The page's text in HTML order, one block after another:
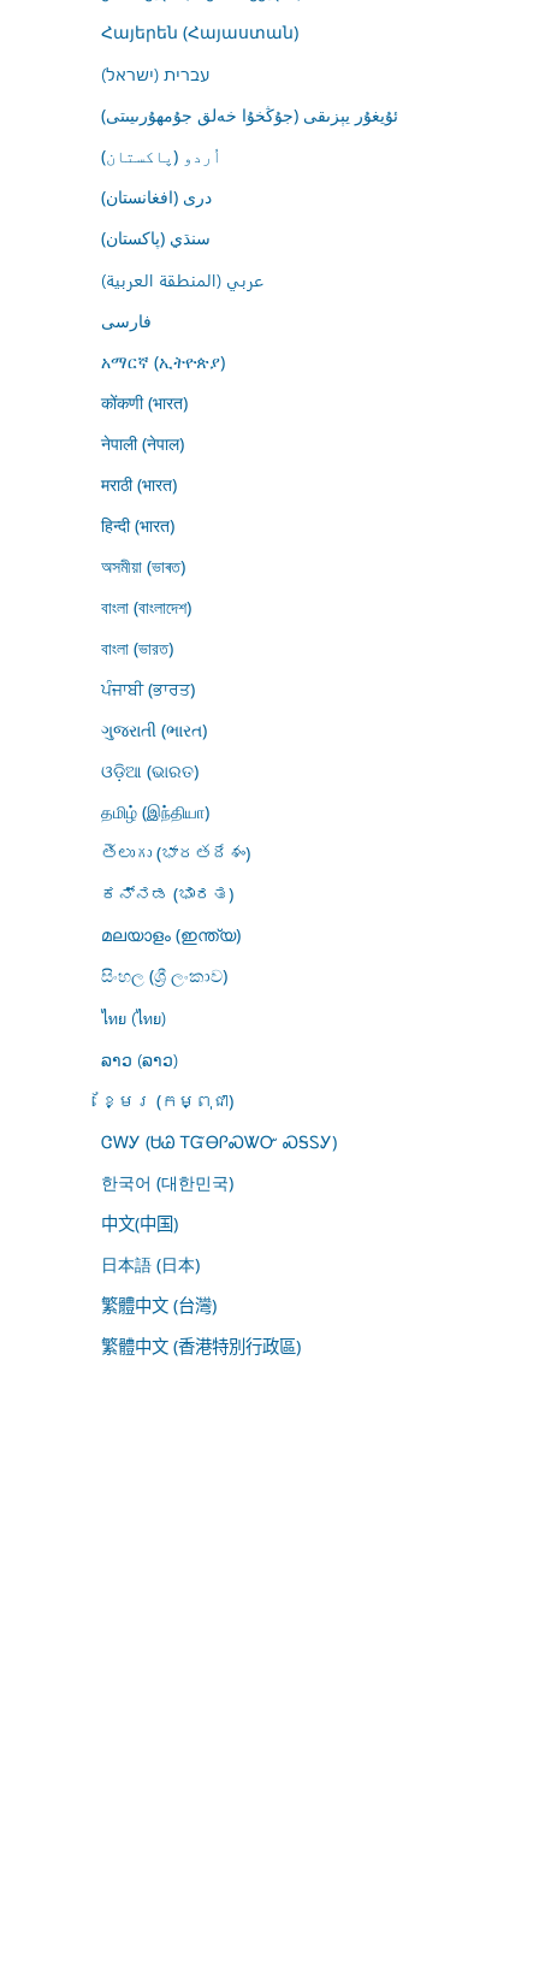
Հայերեն (Հայաստան)
עברית (ישראל)
ئۇيغۇر يېزىقى (جۇڭخۇا خەلق جۇمھۇرىيىتى)
اُردو (پاکستان)
درى (افغانستان)
سنڌي (پاکستان)
عربي (المنطقة العربية)
فارسى
አማርኛ (ኢትዮጵያ)
कोंकणी (भारत)
नेपाली (नेपाल)
मराठी (भारत)
हिन्दी (भारत)
অসমীয়া (ভাৰত)
বাংলা (বাংলাদেশ)
বাংলা (ভারত)
ਪੰਜਾਬੀ (ਭਾਰਤ)
ગુજરાતી (ભારત)
ଓଡ଼ିଆ (ଭାରତ)
தமிழ் (இந்தியா)
తెలుగు (భారతదేశం)
ಕನ್ನಡ (ಭಾರತ)
മലയാളം (ഇന്ത്യ)
සිංහල (ශ්‍රී ලංකාව)
ไทย (ไทย)
ລາວ (ລາວ)
ខ្មែរ (កម្ពុជា)
ᏣᎳᎩ (ᏌᏊ ᎢᏳᎾᎵᏍᏔᏅ ᏍᎦᏚᎩ)
한국어 (대한민국)
中文(中国)
日本語 (日本)
繁體中文 (台灣)
繁體中文 (香港特別行政區)